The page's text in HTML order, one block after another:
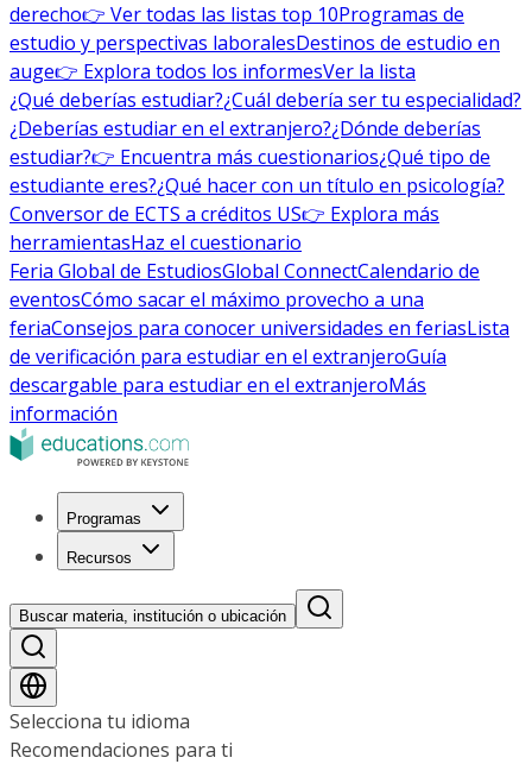
derecho👉 Ver todas las listas top 10Programas de
estudio y perspectivas laboralesDestinos de estudio en
auge👉 Explora todos los informesVer la lista
¿Qué deberías estudiar?¿Cuál debería ser tu especialidad?
¿Deberías estudiar en el extranjero?¿Dónde deberías
estudiar?👉 Encuentra más cuestionarios¿Qué tipo de
estudiante eres?¿Qué hacer con un título en psicología?
Conversor de ECTS a créditos US👉 Explora más
herramientasHaz el cuestionario
Feria Global de EstudiosGlobal ConnectCalendario de
eventosCómo sacar el máximo provecho a una
feriaConsejos para conocer universidades en feriasLista
de verificación para estudiar en el extranjeroGuía
descargable para estudiar en el extranjeroMás
información
Programas
Recursos
Buscar materia, institución o ubicación
Selecciona tu idioma
Recomendaciones para ti